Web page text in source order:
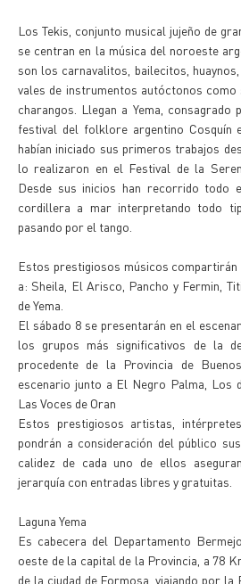
Los Tekis, conjunto musical jujeño de
se centran en la música del noroeste
son los carnavalitos, bailecitos,
vales de instrumentos autóctonos como
charangos. Llegan a Yema,
festival del folklore argentino Cosquín
habían iniciado sus primeros trabajos
lo realizaron en el Festival de la
Desde sus inicios han recorrido todo
cordillera a mar interpretando todo
pasando por el tango.
Estos prestigiosos músicos
a: Sheila, El Arisco, Pancho y Fermin,
de Yema.
El sábado 8 se presentarán en el
los grupos más significativos de la
procedente de la Provincia de
escenario junto a El Negro Palma, Los
Las Voces de Oran
Estos prestigiosos artistas,
pondrán a consideración del público
calidez de cada uno de ellos
jerarquía con entradas libres y gratuitas.
Laguna Yema
Es cabecera del Departamento
oeste de la capital de la Provincia, a 78
de la ciudad de Formosa, viajando por la